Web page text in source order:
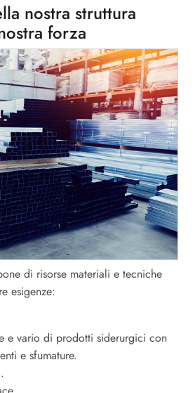
nostra struttura
forza
di risorse materiali e tecniche
esigenze:
e vario di prodotti siderurgici con
e sfumature.